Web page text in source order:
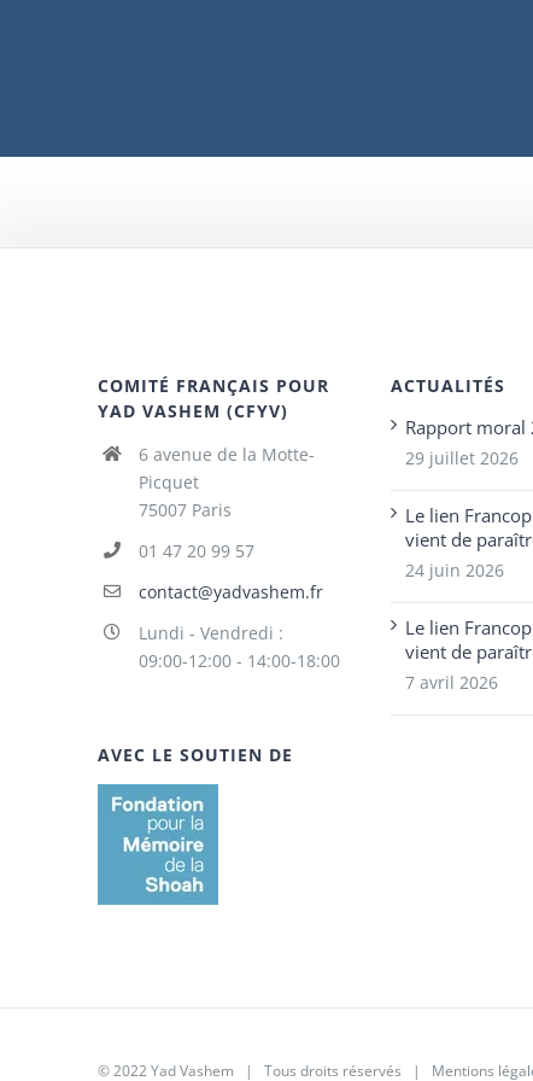
COMITÉ FRANÇAIS POUR
YAD VASHEM (CFYV)
6 avenue de la Motte-
Picquet
75007 Paris
01 47 20 99 57
contact@yadvashem.fr
Lundi - Vendredi :
09:00-12:00 - 14:00-18:00
AVEC LE SOUTIEN DE
ACTUALITÉS
Rapport moral
29 juillet 2026
Le lien
vient de
24 juin 2026
Le lien
vient de
7 avril 2026
© 2022 Yad Vashem | Tous droits réservés | Mentions